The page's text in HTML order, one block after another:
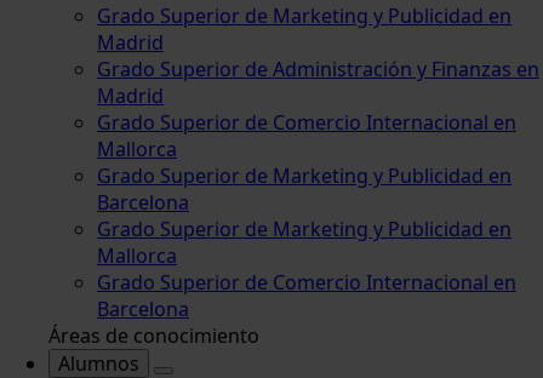
Grado Superior de Marketing y Publicidad en
Madrid
Grado Superior de Administración y Finanzas en
Madrid
Grado Superior de Comercio Internacional en
Mallorca
Grado Superior de Marketing y Publicidad en
Barcelona
Grado Superior de Marketing y Publicidad en
Mallorca
Grado Superior de Comercio Internacional en
Barcelona
Áreas de conocimiento
Alumnos